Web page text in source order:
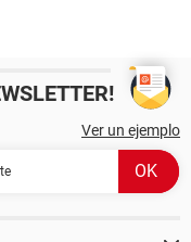
Ver un ejemplo